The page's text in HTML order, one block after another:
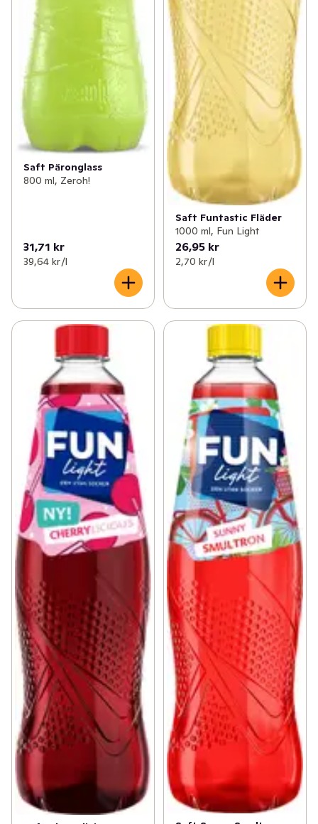
Saft Päronglass
800 ml, Zeroh!
31,71 kr
39,64 kr /l
Saft Funtastic Fläder
1000 ml, Fun Light
26,95 kr
2,70 kr /l